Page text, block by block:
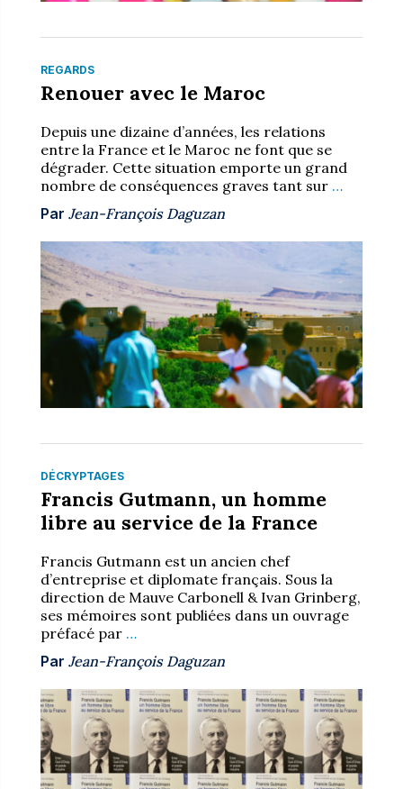
REGARDS
Renouer avec le Maroc
Depuis une dizaine d’années, les relations
entre la France et le Maroc ne font que se
dégrader. Cette situation emporte un grand
nombre de conséquences graves tant sur …
Par Jean-François Daguzan
DÉCRYPTAGES
Francis Gutmann, un homme
libre au service de la France
Francis Gutmann est un ancien chef
d’entreprise et diplomate français. Sous la
direction de Mauve Carbonell & Ivan Grinberg,
ses mémoires sont publiées dans un ouvrage
préfacé par …
Par Jean-François Daguzan